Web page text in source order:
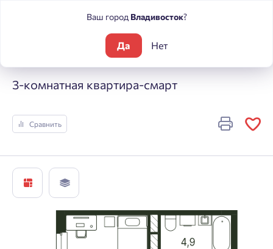
Погода
3-комнатная квартира-смарт
Сравнить
Ваш город Владивосток?
Да Нет